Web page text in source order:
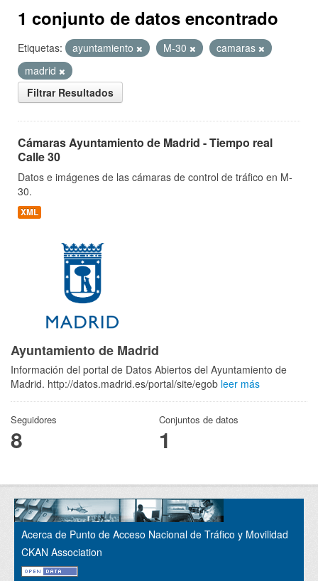
1 conjunto de datos encontrado
Etiquetas: ayuntamiento M-30
camaras
madrid
Filtrar Resultados
Cámaras Ayuntamiento de Madrid - Tiempo real
Calle 30
Datos e imágenes de las cámaras de control de tráfico en M-
30.
XML
Ayuntamiento de Madrid
Información del portal de Datos Abiertos del Ayuntamiento de
Madrid. http://datos.madrid.es/portal/site/egob leer más
Seguidores
8
Conjuntos de datos
1
Acerca de Punto de Acceso Nacional de Tráfico y Movilidad
CKAN Association